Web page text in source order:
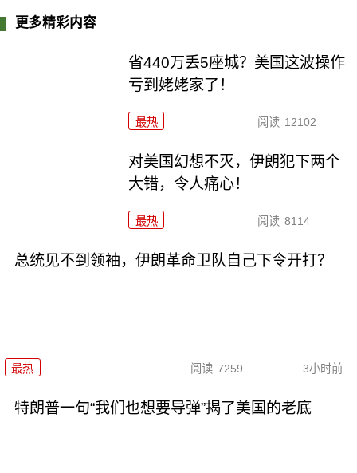
更多精彩内容
省440万丢5座城？美国这波操作
亏到姥姥家了！
最热 阅读 12102
对美国幻想不灭，伊朗犯下两个
大错，令人痛心！
最热 阅读 8114
总统见不到领袖，伊朗革命卫队自己下令开打？
最热 阅读 7259 3小时前
特朗普一句“我们也想要导弹”揭了美国的老底